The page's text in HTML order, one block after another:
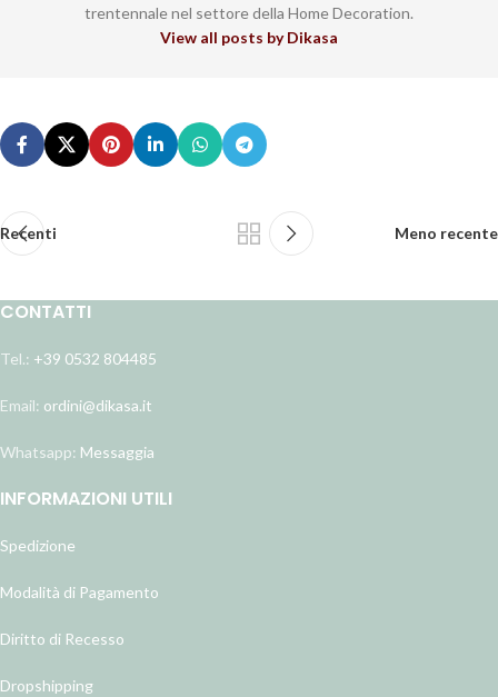
trentennale nel settore della Home Decoration.
View all posts by Dikasa
Recenti Meno recente
CONTATTI
Tel.: +39 0532 804485
Email: ordini@dikasa.it
Whatsapp: Messaggia
INFORMAZIONI UTILI
Spedizione
Modalità di Pagamento
Diritto di Recesso
Dropshipping